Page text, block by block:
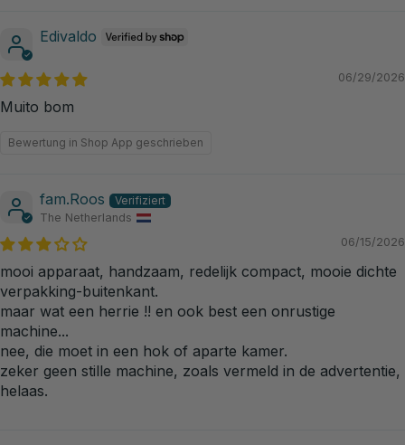
Edivaldo
06/29/2026
Muito bom
Bewertung in Shop App geschrieben
fam.Roos
The Netherlands
06/15/2026
mooi apparaat, handzaam, redelijk compact, mooie dichte
verpakking-buitenkant.
maar wat een herrie !! en ook best een onrustige
machine...
nee, die moet in een hok of aparte kamer.
zeker geen stille machine, zoals vermeld in de advertentie,
helaas.